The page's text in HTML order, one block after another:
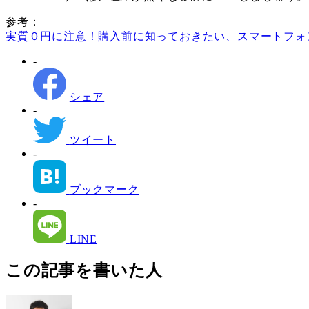
参考：
実質０円に注意！購入前に知っておきたい、スマートフ
-
シェア
-
ツイート
-
ブックマーク
-
LINE
この記事を書いた人